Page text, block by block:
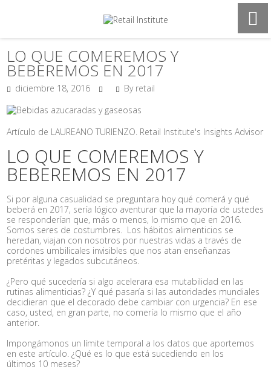
LO QUE COMEREMOS Y
BEBEREMOS EN 2017
diciembre 18, 2016 By retail
Artículo de LAUREANO TURIENZO. Retail Institute's Insights Advisor
LO QUE COMEREMOS Y
BEBEREMOS EN 2017
Si por alguna casualidad se preguntara hoy qué comerá y qué
beberá en 2017, sería lógico aventurar que la mayoría de ustedes
se responderían que, más o menos, lo mismo que en 2016.
Somos seres de costumbres. Los hábitos alimenticios se
heredan, viajan con nosotros por nuestras vidas a través de
cordones umbilicales invisibles que nos atan enseñanzas
pretéritas y legados subcutáneos.
¿Pero qué sucedería si algo acelerara esa mutabilidad en las
rutinas alimenticias? ¿Y qué pasaría si las autoridades mundiales
decidieran que el decorado debe cambiar con urgencia? En ese
caso, usted, en gran parte, no comería lo mismo que el año
anterior.
Impongámonos un límite temporal a los datos que aportemos
en este artículo. ¿Qué es lo que está sucediendo en los
últimos 10 meses?